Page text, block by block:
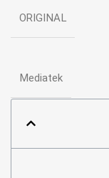
ORIGINAL
Mediatek